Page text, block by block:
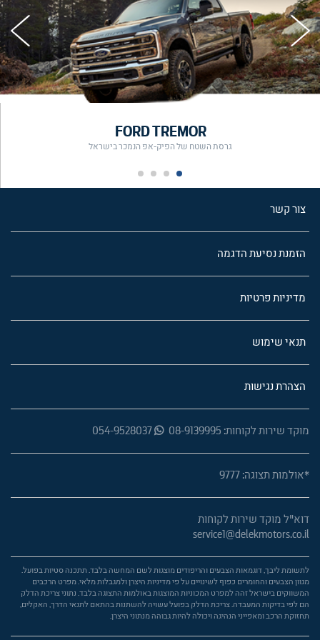
FORD TREMOR
גרסת השטח של הפיק-אפ הנמכר בישראל
צור קשר
הזמנת נסיעת הדגמה
מדיניות פרטיות
תנאי שימוש
הצהרת נגישות
מוקד שירות לקוחות: 08-9139995 054-9528037
*אולמות תצוגה: 9777
דוא"ל מוקד שירות לקוחות
service1@delekmotors.co.il
לתשומת ליבך, דוגמאות הצבעים והריפודים מוצגות לשם המחשה בלבד. תתכנה סטיות בפועל.
מגוון הצבעים והחומרים כפוף לשינויים על פי מדיניות היצרן ולמגבלות מלאי. מפרט הרכבים
המשווקים בישראל זהה למפרט המכוניות המוצגות באולמות התצוגה בלבד. נתוני צריכת הדלק
הם לפי בדיקות המעבדה. צריכת הדלק בפועל עשויה להשתנות בהתאם לתנאי הדרך, האקלים,
תחזוקת הרכב ומאפייני הנהיגה ויכולה להיות גבוהה מנתוני היצרן.